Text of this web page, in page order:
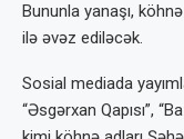
Bununla yanaşı,
ilə əvəz ediləcək.
Sosial mediada
“Əsgərxan Qapısı”,